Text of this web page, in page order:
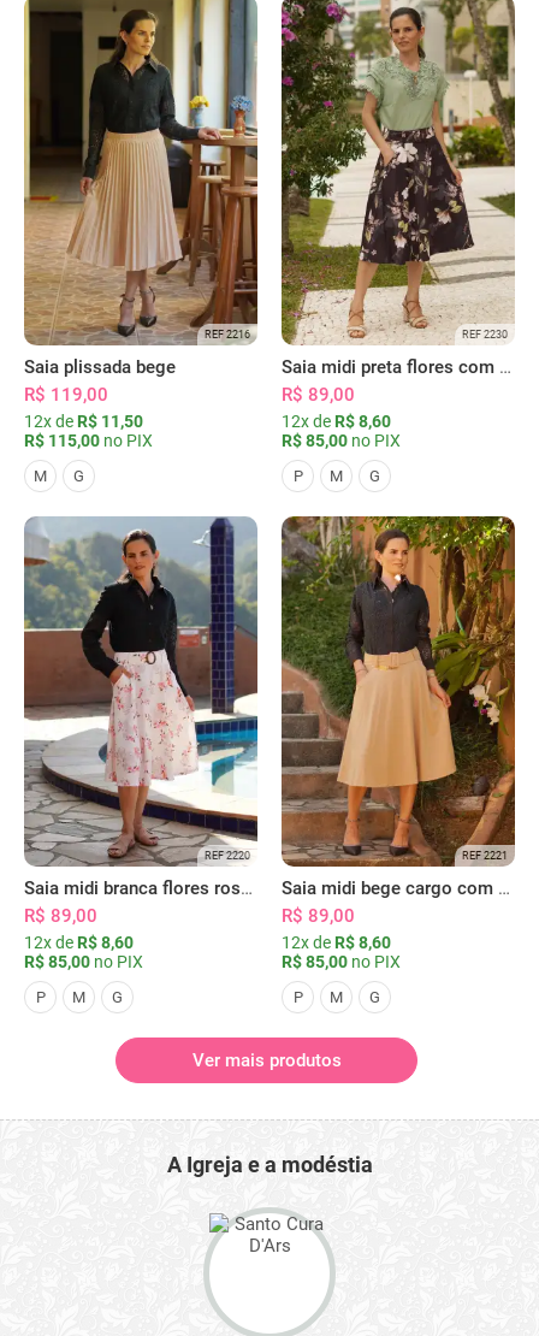
REF 2216
Saia plissada bege
R$ 119,00
12x de R$ 11,50
R$ 115,00 no PIX
M G
REF 2230
Saia midi preta flores com bolsos
R$ 89,00
12x de R$ 8,60
R$ 85,00 no PIX
P M G
REF 2220
Saia midi branca flores rosas com bolsos
R$ 89,00
12x de R$ 8,60
R$ 85,00 no PIX
P M G
REF 2221
Saia midi bege cargo com bolsos
R$ 89,00
12x de R$ 8,60
R$ 85,00 no PIX
P M G
Ver mais produtos
A Igreja e a modéstia